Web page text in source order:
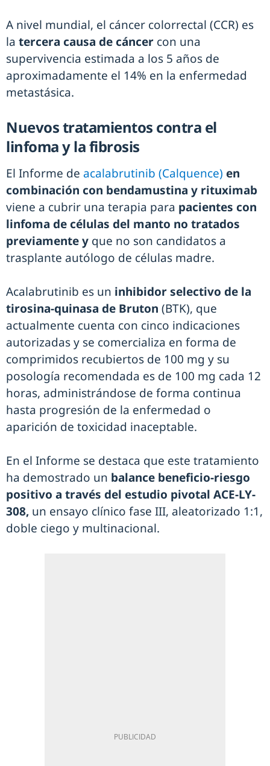
A nivel mundial, el cáncer colorrectal (CCR) es
la tercera causa de cáncer con una
supervivencia estimada a los 5 años de
aproximadamente el 14% en la enfermedad
metastásica.
Nuevos tratamientos contra el
linfoma y la fibrosis
El Informe de acalabrutinib (Calquence) en
combinación con bendamustina y rituximab
viene a cubrir una terapia para pacientes con
linfoma de células del manto no tratados
previamente y que no son candidatos a
trasplante autólogo de células madre.
Acalabrutinib es un inhibidor selectivo de la
tirosina-quinasa de Bruton (BTK), que
actualmente cuenta con cinco indicaciones
autorizadas y se comercializa en forma de
comprimidos recubiertos de 100 mg y su
posología recomendada es de 100 mg cada 12
horas, administrándose de forma continua
hasta progresión de la enfermedad o
aparición de toxicidad inaceptable.
En el Informe se destaca que este tratamiento
ha demostrado un balance beneficio-riesgo
positivo a través del estudio pivotal ACE-LY-
308, un ensayo clínico fase III, aleatorizado 1:1,
doble ciego y multinacional.